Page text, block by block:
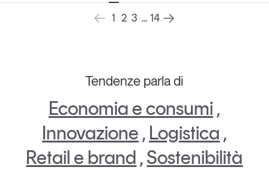
1 2 3 ... 14
Tendenze parla di
Economia e consumi ,
Innovazione , Logistica ,
Retail e brand ,Sostenibilità